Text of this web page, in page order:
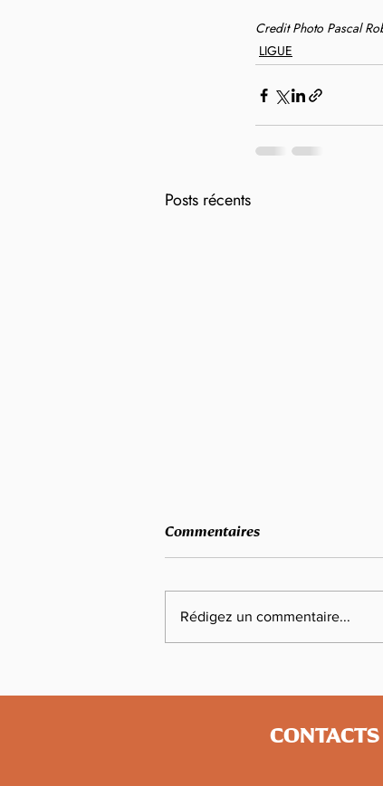
Credit Photo Pascal
LIGUE
Posts récents
Fougères recrute
Commentaires
Rédigez un commentaire...
CONTACTS